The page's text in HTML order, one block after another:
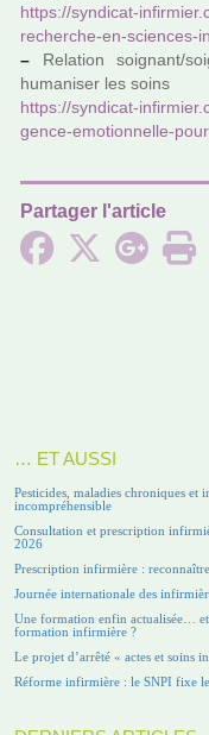
https://syn­di­cat-
recher­che-en-scien­ces-
– Relation soi­gnant/
huma­ni­ser les soins
https://syn­di­cat-
gence-emo­tion­nelle-
Partager l'article
… ET AUSSI
Pesticides, maladies chroniques et
incompréhensible
Consultation et prescription
2026
Prescription infirmière :
Journée internationale des
Une formation enfin actualisée…
formation infirmière ?
Le projet d’arrêté « actes et soins
Réforme infirmière : le SNPI fixe